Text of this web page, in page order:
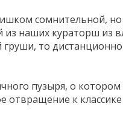
наших кураторш
то
пузыря, о
к